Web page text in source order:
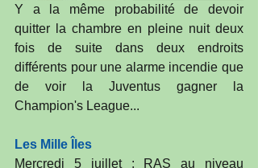
Y a la même probabilité de devoir
quitter la chambre en pleine nuit deux
fois de suite dans deux endroits
différents pour une alarme incendie que
de voir la Juventus gagner la
Champion's League...
Les Mille Îles
Mercredi 5 juillet : RAS au niveau